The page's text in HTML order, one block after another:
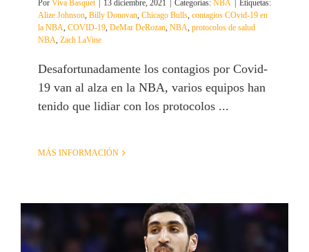
Por Viva Basquet | 13 diciembre, 2021 | Categorías: NBA | Etiquetas:
Alize Johnson Billy Donovan Chicago Bulls contagios COvid-19 en
la NBA COVID-19 DeMar DeRozan NBA protocolos de salud
NBA Zach LaVine
Desafortunadamente los contagios por Covid-
19 van al alza en la NBA, varios equipos han
tenido que lidiar con los protocolos ...
MÁS INFORMACIÓN